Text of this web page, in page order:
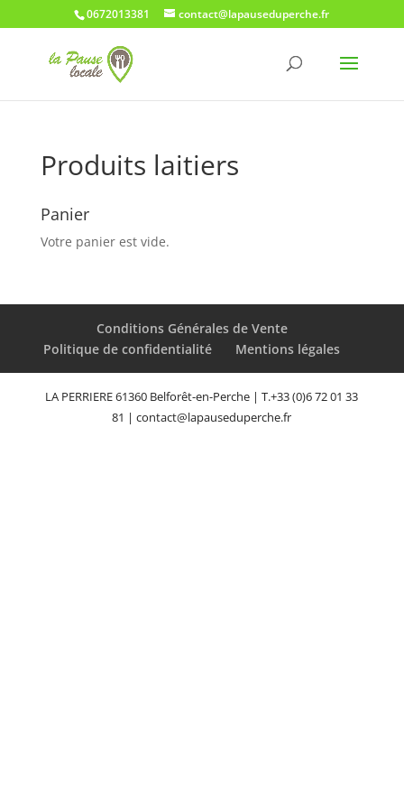
0672013381 contact@lapauseduperche.fr
Produits laitiers
Panier
Votre panier est vide.
Conditions Générales de Vente
Politique de confidentialité
Mentions légales
LA PERRIERE ‎61360 Belforêt-en-Perche | T.+33 (0)6 72 01 33
81 | contact@lapauseduperche.fr